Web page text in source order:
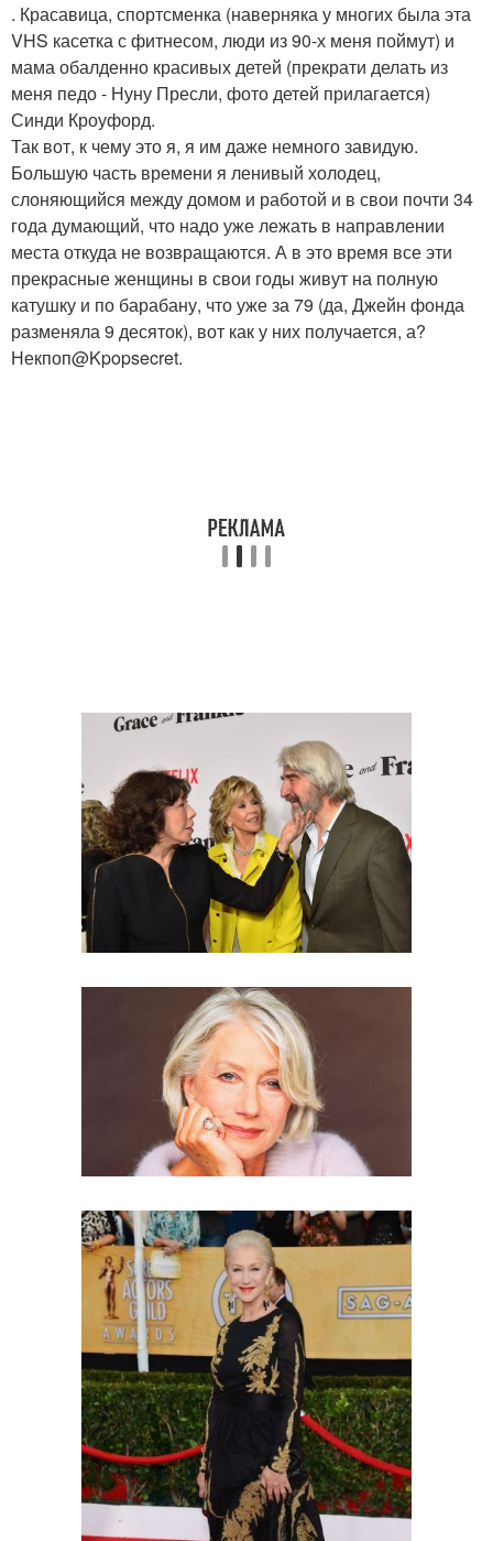
. Красавица, спортсменка (наверняка у многих была эта
VHS касетка с фитнесом, люди из 90-х меня поймут) и
мама обалденно красивых детей (прекрати делать из
меня педо - Нуну Пресли, фото детей прилагается)
Синди Кроуфорд.
Так вот, к чему это я, я им даже немного завидую.
Большую часть времени я ленивый холодец,
слоняющийся между домом и работой и в свои почти 34
года думающий, что надо уже лежать в направлении
места откуда не возвращаются. А в это время все эти
прекрасные женщины в свои годы живут на полную
катушку и по барабану, что уже за 79 (да, Джейн фонда
разменяла 9 десяток), вот как у них получается, а?
Некпоп@Kpopsecret.